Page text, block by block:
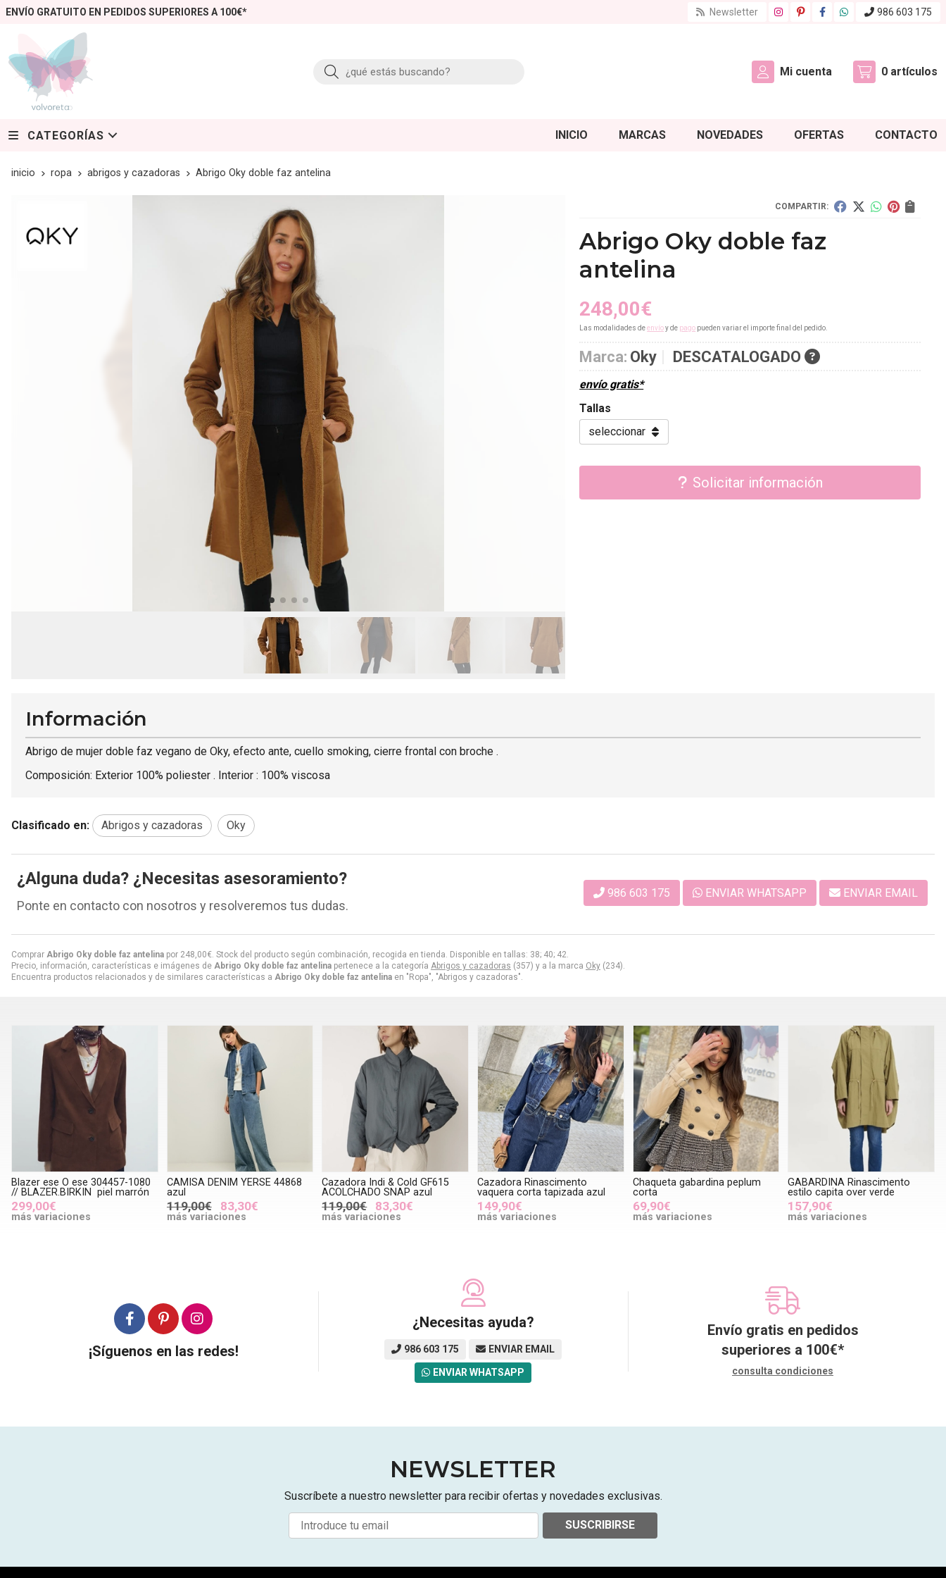
ENVÍO GRATUITO EN PEDIDOS SUPERIORES A 100€* Newsletter 986 603 175
Buscar Mi cuenta 0 artículos
CATEGORÍAS INICIO MARCAS NOVEDADES OFERTAS CONTACTO
inicio ropa abrigos y cazadoras Abrigo Oky doble faz antelina
COMPARTIR:
Abrigo Oky doble faz
antelina
248,00€
Las modalidades deenvíoy de pago pueden variar el importe final del pedido.
Marca: Oky DESCATALOGADO
envío gratis*
Tallas
Solicitar información
Comprar Abrigo Oky doble faz antelina por 248,00€. Stock del producto según combinación, recogida en tienda. Disponible en tallas: 38; 40; 42.
Precio, información, características e imágenes de Abrigo Oky doble faz antelina pertenece a la categoría Abrigos y cazadoras (357) y a la marca Oky (234).
Encuentra productos relacionados y de similares características a Abrigo Oky doble faz antelina en "Ropa", "Abrigos y cazadoras".
Información
Abrigo de mujer doble faz vegano de Oky, efecto ante, cuello smoking, cierre frontal con broche .
Composición: Exterior 100% poliester . Interior : 100% viscosa
Clasificado en: Abrigos y cazadoras Oky
¿Alguna duda? ¿Necesitas asesoramiento?
Ponte en contacto con nosotros y resolveremos tus dudas.
986 603 175 ENVIAR WHATSAPP ENVIAR EMAIL
Blazer ese O ese 304457-1080
// BLAZER.BIRKIN piel marrón
299,00€
más variaciones
CAMISA DENIM YERSE 44868
azul
119,00€ 83,30€
más variaciones
Cazadora Indi & Cold GF615
ACOLCHADO SNAP azul
119,00€ 83,30€
más variaciones
Cazadora Rinascimento
vaquera corta tapizada azul
149,90€
más variaciones
Chaqueta gabardina peplum
corta
69,90€
más variaciones
GABARDINA Rinascimento
estilo capita over verde
157,90€
más variaciones
¡Síguenos en las redes!
¿Necesitas ayuda?
986 603 175 ENVIAR EMAIL
ENVIAR WHATSAPP
Envío gratis en pedidos
superiores a 100€*
consulta condiciones
NEWSLETTER
Suscríbete a nuestro newsletter para recibir ofertas y novedades exclusivas.
SUSCRIBIRSE